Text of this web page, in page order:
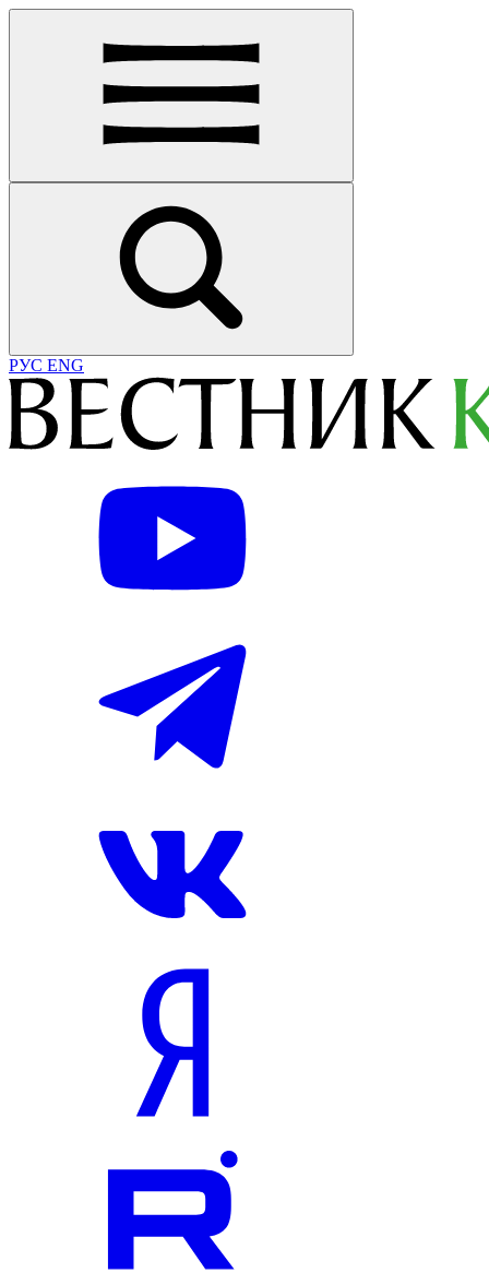
РУС ENG